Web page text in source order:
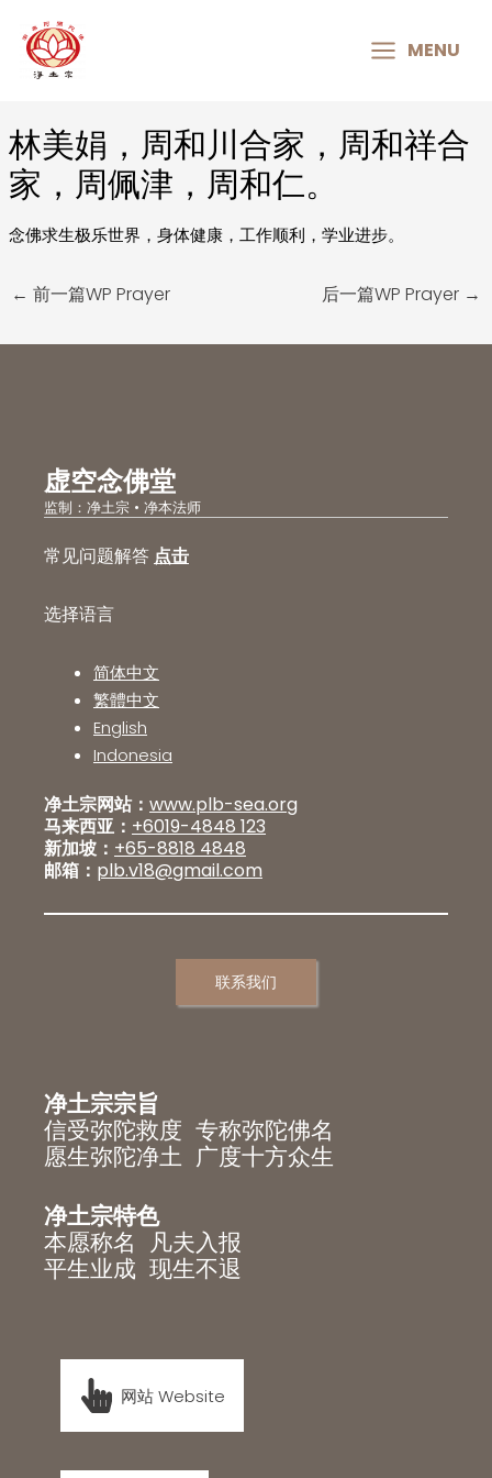
MENU
MENU
林美娟，周和川合家，周和祥合
家，周佩津，周和仁。
念佛求生极乐世界，身体健康，工作顺利，学业进步。
Post
navigation
← 前一篇WP Prayer 后一篇WP Prayer →
虚空念佛堂
监制：净土宗 • 净本法师
常见问题解答 点击
选择语言
简体中文
繁體中文
English
Indonesia
净土宗网站： www.plb-sea.org
马来西亚： +6019-4848 123
新加坡： +65-8818 4848
邮箱： plb.v18@gmail.com
联系我们
净土宗宗旨
信受弥陀救度 专称弥陀佛名
愿生弥陀净土 广度十方众生
净土宗特色
本愿称名 凡夫入报
平生业成 现生不退
网站 Website